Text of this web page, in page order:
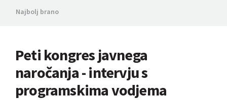
Najbolj brano
Peti kongres javnega
naročanja - intervju s
programskima vodjema